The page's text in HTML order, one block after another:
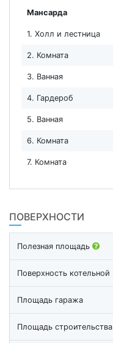
Мансарда
1. Холл и лестница
2. Комната
3. Ванная
4. Гардероб
5. Ванная
6. Комната
7. Комната
ПОВЕРХНОСТИ
Полезная площадь
Поверхность котельной
Площадь гаража
Площадь строительства